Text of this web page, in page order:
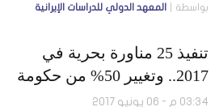
بواسطة المعهد الدولي للدراسات الإيرانية
تنفيذ 25 مناورة بحرية في
2017.. وتغيير 50% من حكومة
روحاني
03:34 م - 06 يونيو 2017